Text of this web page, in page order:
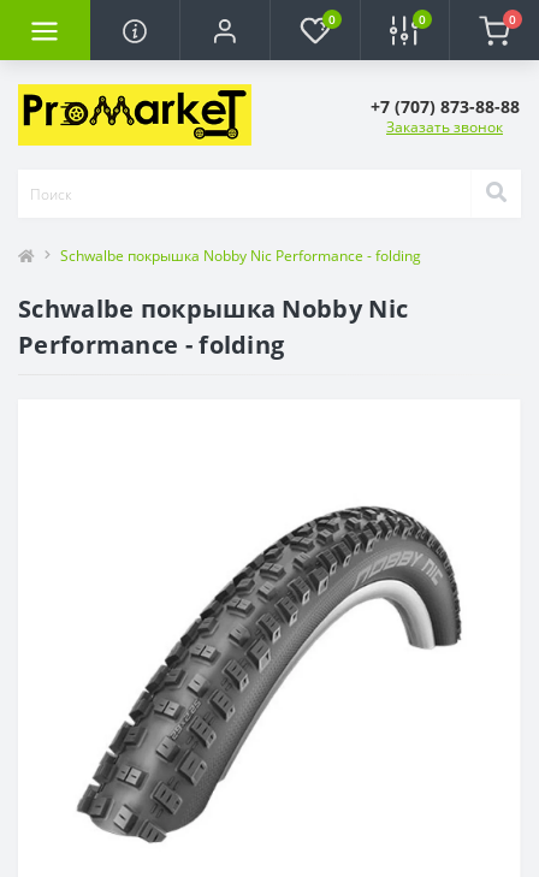
0 0 0
+7 (707) 873-88-88
Заказать звонок
Schwalbe покрышка Nobby Nic Performance - folding
Schwalbe покрышка Nobby Nic
Performance - folding